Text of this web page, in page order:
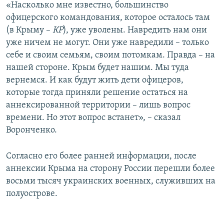
«Насколько мне известно, большинство
офицерского командования, которое осталось там
(в Крыму – КР), уже уволены. Навредить нам они
уже ничем не могут. Они уже навредили – только
себе и своим семьям, своим потомкам. Правда – на
нашей стороне. Крым будет нашим. Мы туда
вернемся. И как будут жить дети офицеров,
которые тогда приняли решение остаться на
аннексированной территории – лишь вопрос
времени. Но этот вопрос встанет», – сказал
Воронченко.
Согласно его более ранней информации, после
аннексии Крыма на сторону России перешли более
восьми тысяч украинских военных, служивших на
полуострове.